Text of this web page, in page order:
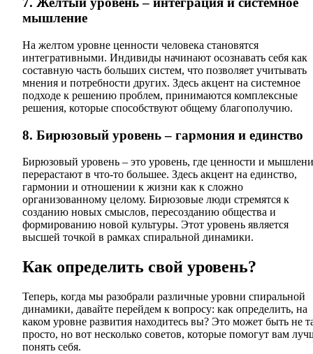
мышление
На желтом уровне ценности человека становятся
интегративными. Индивиды начинают осознавать себя как
составную часть больших систем, что позволяет учитывать
мнения и потребности других. Здесь акцент на системное
подходе к решению проблем, принимаются комплексные
решения, которые способствуют общему благополучию.
8. Бирюзовый уровень – гармония и единство
Бирюзовый уровень – это уровень, где ценности и
перерастают в что-то большее. Здесь акцент на единство,
гармонии и отношении к жизни как к сложно
организованному целому. Бирюзовые люди стремятся к
созданию новых смыслов, пересозданию общества и
формированию новой культуры. Этот уровень является
высшей точкой в рамках спиральной динамики.
Как определить свой уровень?
Теперь, когда мы разобрали различные уровни спиральной
динамики, давайте перейдем к вопросу: как определить, на
каком уровне развития находитесь вы? Это может быть не
просто, но вот несколько советов, которые помогут вам
понять себя.